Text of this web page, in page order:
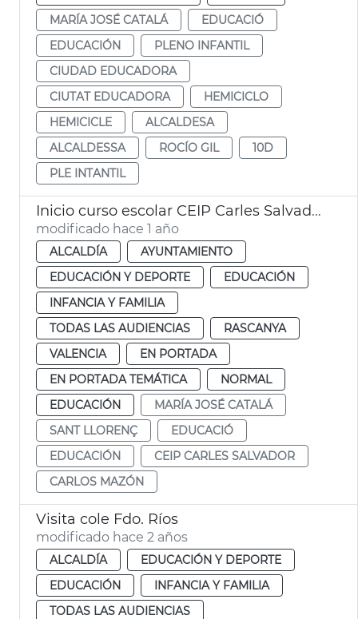
MARÍA JOSÉ CATALÁ
EDUCACIÓ
EDUCACIÓN
PLENO INFANTIL
CIUDAD EDUCADORA
CIUTAT EDUCADORA
HEMICICLO
HEMICICLE
ALCALDESA
ALCALDESSA
ROCÍO GIL
10D
PLE INTANTIL
Inicio curso escolar CEIP Carles Salvador
modificado hace 1 año
ALCALDÍA
AYUNTAMIENTO
EDUCACIÓN Y DEPORTE
EDUCACIÓN
INFANCIA Y FAMILIA
TODAS LAS AUDIENCIAS
RASCANYA
VALENCIA
EN PORTADA
EN PORTADA TEMÁTICA
NORMAL
EDUCACIÓN
MARÍA JOSÉ CATALÁ
SANT LLORENÇ
EDUCACIÓ
EDUCACIÓN
CEIP CARLES SALVADOR
CARLOS MAZÓN
Visita cole Fdo. Ríos
modificado hace 2 años
ALCALDÍA
EDUCACIÓN Y DEPORTE
EDUCACIÓN
INFANCIA Y FAMILIA
TODAS LAS AUDIENCIAS